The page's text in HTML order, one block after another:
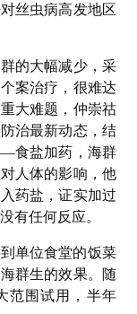
丝虫病高发地区
的大幅减少，采
案治疗，很难达
大难题，仲崇祜
治最新动态，结
食盐加药，海群
人体的影响，他
药盐，证实加过
有任何反应。
单位食堂的饭菜
群生的效果。随
范围试用，半年